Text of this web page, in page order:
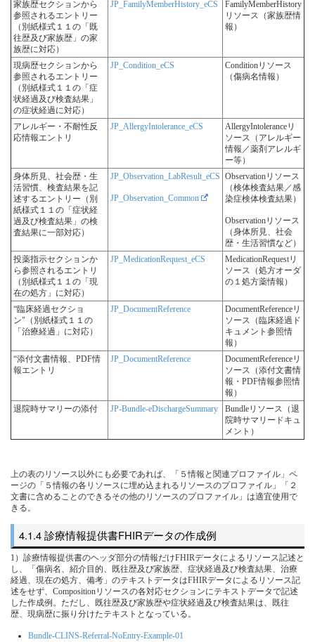
家族歴セクションから
参照されるエントリー
（別紙様式１１の「既
往歴及び家族歴」の家
族歴に対応）
JP_FamilyMemberHistory_eCS
FamilyMemberHistory
リソース（家族歴情
報）
現病歴セクションから
参照されるエントリー
（別紙様式１１の「症
状経過及び検査結果」
の症状経過に対応）
JP_Condition_eCS
Conditionリソース
（傷病名情報）
アレルギー・不耐性反
応情報エントリ
JP_AllergyIntolerance_eCS
AllergyIntoleranceリ
ソース（アレルギー
情報／薬剤アレルギ
ー等）
身体所見、社会歴・生
活習慣、検査結果を記
述するエントリー（別
紙様式１１の「症状経
過及び検査結果」の検
査結果に一部対応）
JP_Observation_LabResult_eCS
JP_Observation_Common
Observationリソース
（検体検査結果／感
染症検体検査結果）
Observationリソース
（身体所見、社会
歴・生活習慣など）
投薬指示セクションか
ら参照されるエントリ
（別紙様式１１の「現
在の処方」に対応）
JP_MedicationRequest_eCS
MedicationRequestリ
ソース（処方オーダ
の１処方薬情報）
“臨床経過セクショ
ン"（別紙様式１１の
「治療経過」に対応）
JP_DocumentReference
DocumentReferenceリ
ソース（臨床経過ド
キュメント参照情
報）
“添付文書情報、PDF情
報エントリ
JP_DocumentReference
DocumentReferenceリ
ソース（添付文書情
報・PDF情報参照情
報）
退院時サマリーの添付
JP-Bundle-eDischargeSummary
Bundleリソース（退
院時サマリードキュ
メント）
上の表のリソース以外にも必要であれば、「５情報と関連プロファイル」ペ
ージの「５情報の各リソースに埋め込まれるリソースのプロファイル」「２
文書に含めることのできるその他のリソースのプロファイル」は適宜使用で
きる。
診療情報提供書FHIRデータの作成例
1）診療情報提供書のヘッダ部分の情報だけFHIRデータによるリソース記述と
し、「傷病名、紹介目的、既往歴及び家族歴、症状経過及び検査結果、治療
経過、現在の処方、備考」のテキストデータはFHIRデータによるリソース記
述をせず、Compositionリソースの各対応セクションにテキストデータで記述
した作成例。ただし、既往歴及び家族歴や症状経過及び検査結果は、既往
歴、現病歴に振り分けたテキストとなっている。
Bundle-CLINS-Referral-NoEntry-Example-01